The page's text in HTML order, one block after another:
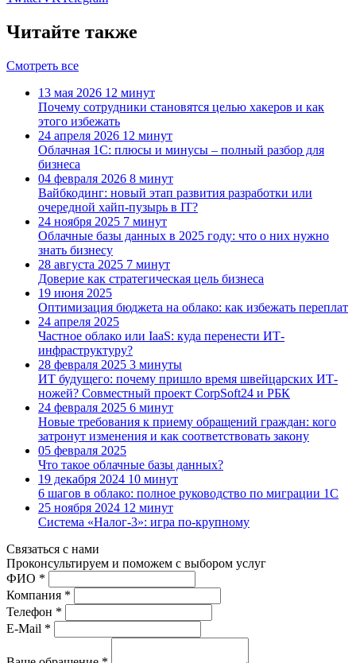
Читайте также
Смотреть все
13 мая 2026 12 минут
Почему сотрудники становятся целью хакеров и как
этого избежать
24 апреля 2026 12 минут
Облачная 1С: плюсы и минусы – полный разбор для
бизнеса
04 февраля 2026 8 минут
Вайбкодинг: новый этап развития разработки или
очередной хайп-пузырь в IT?
24 ноября 2025 7 минут
Облачные базы данных в 2025 году: что о них нужно
знать бизнесу
28 августа 2025 7 минут
Доверие как стратегическая цель бизнеса
19 июня 2025
Оптимизация бюджета на облако: как избежать переплат
24 апреля 2025
Частное облако или IaaS: куда перенести ИТ-
инфраструктуру?
28 февраля 2025 3 минуты
ИТ будущего: почему пришло время швейцарских ИТ-
ножей? Совместный проект CorpSoft24 и РБК
24 февраля 2025 6 минут
Новые требования к приему обращений граждан: кого
затронут изменения и как соответствовать закону
05 февраля 2025
Что такое облачные базы данных?
19 декабря 2024 10 минут
6 шагов в облако: полное руководство по миграции 1С
25 ноября 2024 12 минут
Система «Налог-3»: игра по-крупному
Связаться с нами
Проконсуль­тируем и поможем с выбором услуг
ФИО *
Компания *
Телефон *
E-Mail *